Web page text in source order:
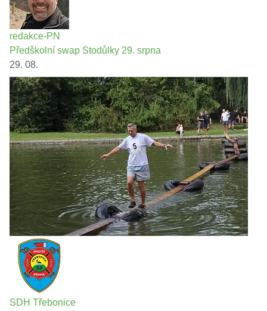
redakce-PN
Předškolní swap Stodůlky 29. srpna
29. 08.
SDH Třebonice